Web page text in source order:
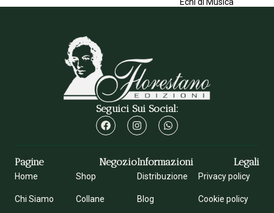
Seguici Sui Social:
Pagine
Home
Chi Siamo
Negozio
Shop
Collane
Informazioni
Distribuzione
Blog
Legali
Privacy policy
Cookie policy